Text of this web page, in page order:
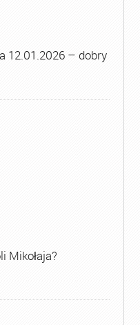
12.01.2026 – dobry
Mikołaja?